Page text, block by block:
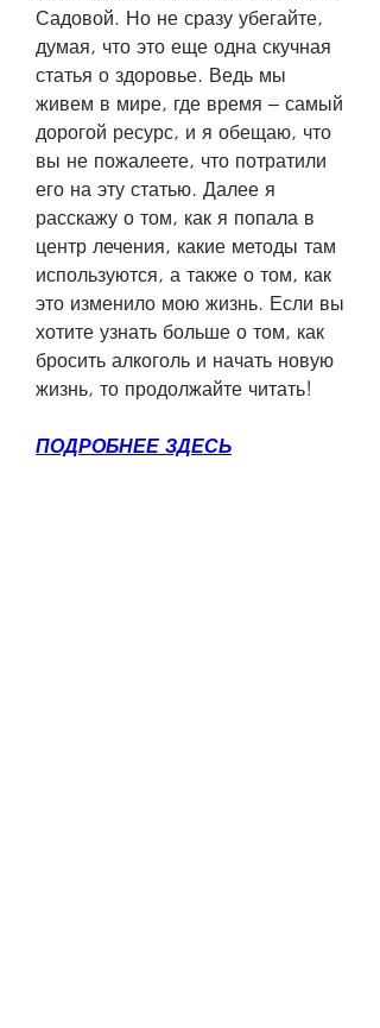
Садовой. Но не сразу убегайте,
думая, что это еще одна скучная
статья о здоровье. Ведь мы
живем в мире, где время – самый
дорогой ресурс, и я обещаю, что
вы не пожалеете, что потратили
его на эту статью. Далее я
расскажу о том, как я попала в
центр лечения, какие методы там
используются, а также о том, как
это изменило мою жизнь. Если вы
хотите узнать больше о том, как
бросить алкоголь и начать новую
жизнь, то продолжайте читать!
ПОДРОБНЕЕ ЗДЕСЬ